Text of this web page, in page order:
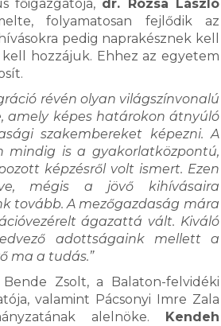
főigazgatója, dr. Rózsa László
folyamatosan fejlődik az
pedig naprakésznek kell
kell hozzájuk. Ehhez az egyetem
révén olyan világszínvonalú
amely képes határokon átnyúló
szakembereket képezni. A
mindig is a gyakorlatközpontú,
képzésről volt ismert. Ezen
mégis a jövő kihívásaira
tovább. A mezőgazdaság mára
ágazattá vált. Kiváló
adottságaink mellett a
ma a tudás.”
Zsolt, a Balaton-felvidéki
valamint Pácsonyi Imre Zala
alelnöke. Kendeh